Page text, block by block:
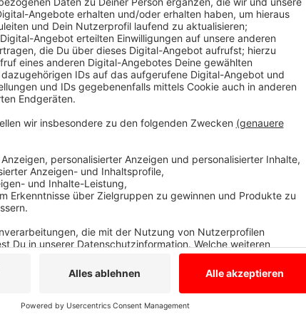
Polizei bittet um Hinweise
Anzeige
Dabei beschädigten sie das Schloss am Einfahrtstor und
bittet um Hinweise, die Nummer findet ihr hier:
Anzeige